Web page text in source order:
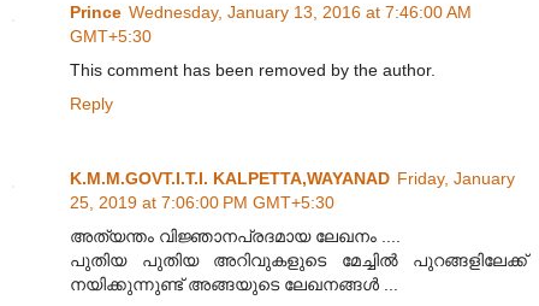
Prince Wednesday, January 13, 2016 at 7:46:00 AM
GMT+5:30
This comment has been removed by the author.
Reply
K.M.M.GOVT.I.T.I. KALPETTA,WAYANAD Friday, January
25, 2019 at 7:06:00 PM GMT+5:30
അത്യന്തം വിജ്ഞാനപ്രദമായ ലേഖനം ....
പുതിയ പുതിയ അറിവുകളുടെ മേച്ചിൽ പുറങ്ങളിലേക്ക്
നയിക്കുന്നുണ്ട് അങ്ങയുടെ ലേഖനങ്ങൾ ...